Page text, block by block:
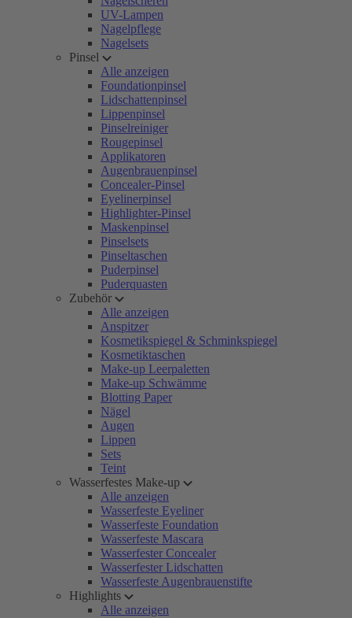
UV-Lampen
Nagelpflege
Nagelsets
Pinsel
Alle anzeigen
Foundationpinsel
Lidschattenpinsel
Lippenpinsel
Pinselreiniger
Rougepinsel
Applikatoren
Augenbrauenpinsel
Concealer-Pinsel
Eyelinerpinsel
Highlighter-Pinsel
Maskenpinsel
Pinselsets
Pinseltaschen
Puderpinsel
Puderquasten
Zubehör
Alle anzeigen
Anspitzer
Kosmetikspiegel & Schminkspiegel
Kosmetiktaschen
Make-up Leerpaletten
Make-up Schwämme
Blotting Paper
Nägel
Augen
Lippen
Sets
Teint
Wasserfestes Make-up
Alle anzeigen
Wasserfeste Eyeliner
Wasserfeste Foundation
Wasserfeste Mascara
Wasserfester Concealer
Wasserfester Lidschatten
Wasserfeste Augenbrauenstifte
Highlights
Alle anzeigen